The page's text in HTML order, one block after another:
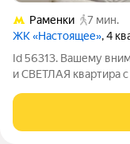
Раменки
7 мин.
ЖК «Настоящее», 4
Id 56313. Вашему
и СВЕТЛАЯ
полностью
ПРЕКРАСНЫЙ ВИД на